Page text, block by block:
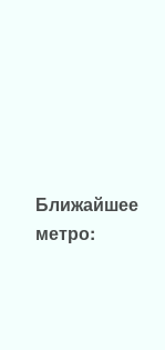
Ближайшее
метро: